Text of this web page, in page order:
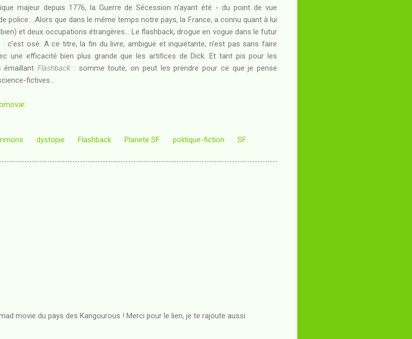
majeur depuis 1776, la Guerre de Sécession n'ayant été - du point de vue
police... Alors que dans le même temps notre pays, la France, a connu quant à lui
et deux occupations étrangères... Le flashback, drogue en vogue dans le futur
c'est osé. A ce titre, la fin du livre, ambiguë et inquiétante, n'est pas sans faire
une efficacité bien plus grande que les artifices de Dick. Et tant pis pour les
émaillant Flashback : somme toute, on peut les prendre pour ce que je pense
fictives...
.
dystopie Flashback Planete SF politique-fiction SF
movie du pays des Kangourous ! Merci pour le lien, je te rajoute aussi.